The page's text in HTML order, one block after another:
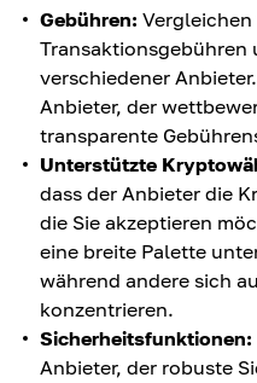
Gebühren: Vergleichen
Transaktionsgebühren
verschiedener
Anbieter, der
transparente
Unterstützte
dass der Anbieter die
die Sie akzeptieren
eine breite Palette
während andere sich
konzentrieren.
Sicherheitsfunktionen:
Anbieter, der robuste